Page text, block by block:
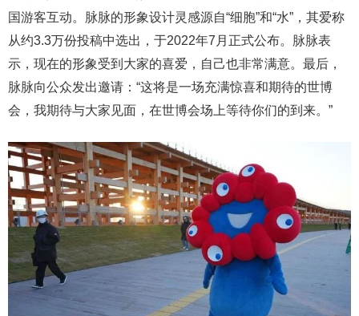
国游客互动。脉脉的形象设计灵感源自“细胞”和“水”，其爱称
从约3.3万份投稿中选出，于2022年7月正式公布。脉脉表
示，现在的形象受到大家的喜爱，自己也非常满意。最后，
脉脉向公众发出邀请：“这将是一场充满惊喜和期待的世博
会，我期待与大家见面，在世博会场上等待你们的到来。”